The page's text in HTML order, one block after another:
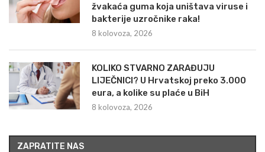
žvakaća guma koja uništava viruse i
bakterije uzročnike raka!
8 kolovoza, 2026
KOLIKO STVARNO ZARAĐUJU
LIJEČNICI? U Hrvatskoj preko 3.000
eura, a kolike su plaće u BiH
8 kolovoza, 2026
ZAPRATITE NAS